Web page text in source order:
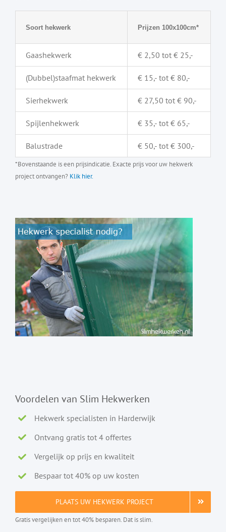
Soort hekwerk Prijzen 100x100cm*
Gaashekwerk € 2,50 tot € 25,-
(Dubbel)staafmat hekwerk € 15,- tot € 80,-
Sierhekwerk € 27,50 tot € 90,-
Spijlenhekwerk € 35,- tot € 65,-
Balustrade € 50,- tot € 300,-
*Bovenstaande is een prijsindicatie. Exacte prijs voor uw hekwerk
project ontvangen? Klik hier.
Voordelen van Slim Hekwerken
Hekwerk specialisten in Harderwijk
Ontvang gratis tot 4 offertes
Vergelijk op prijs en kwaliteit
Bespaar tot 40% op uw kosten
PLAATS UW HEKWERK PROJECT
Gratis vergelijken en tot 40% besparen. Dat is slim.